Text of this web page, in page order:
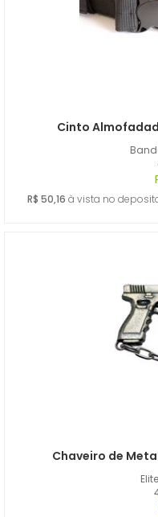
Cinto
R$ 50,16 à vista no
Chaveiro de